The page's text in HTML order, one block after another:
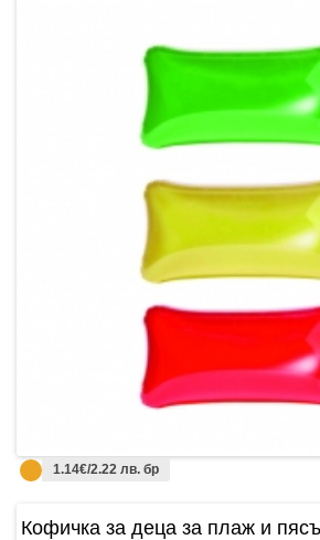
1.14€/2.22 лв. бр
Кофичка за деца за плаж и